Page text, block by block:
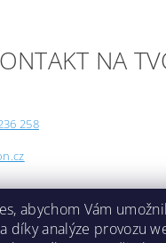
NA
258
abychom Vám
díky analýze provozu